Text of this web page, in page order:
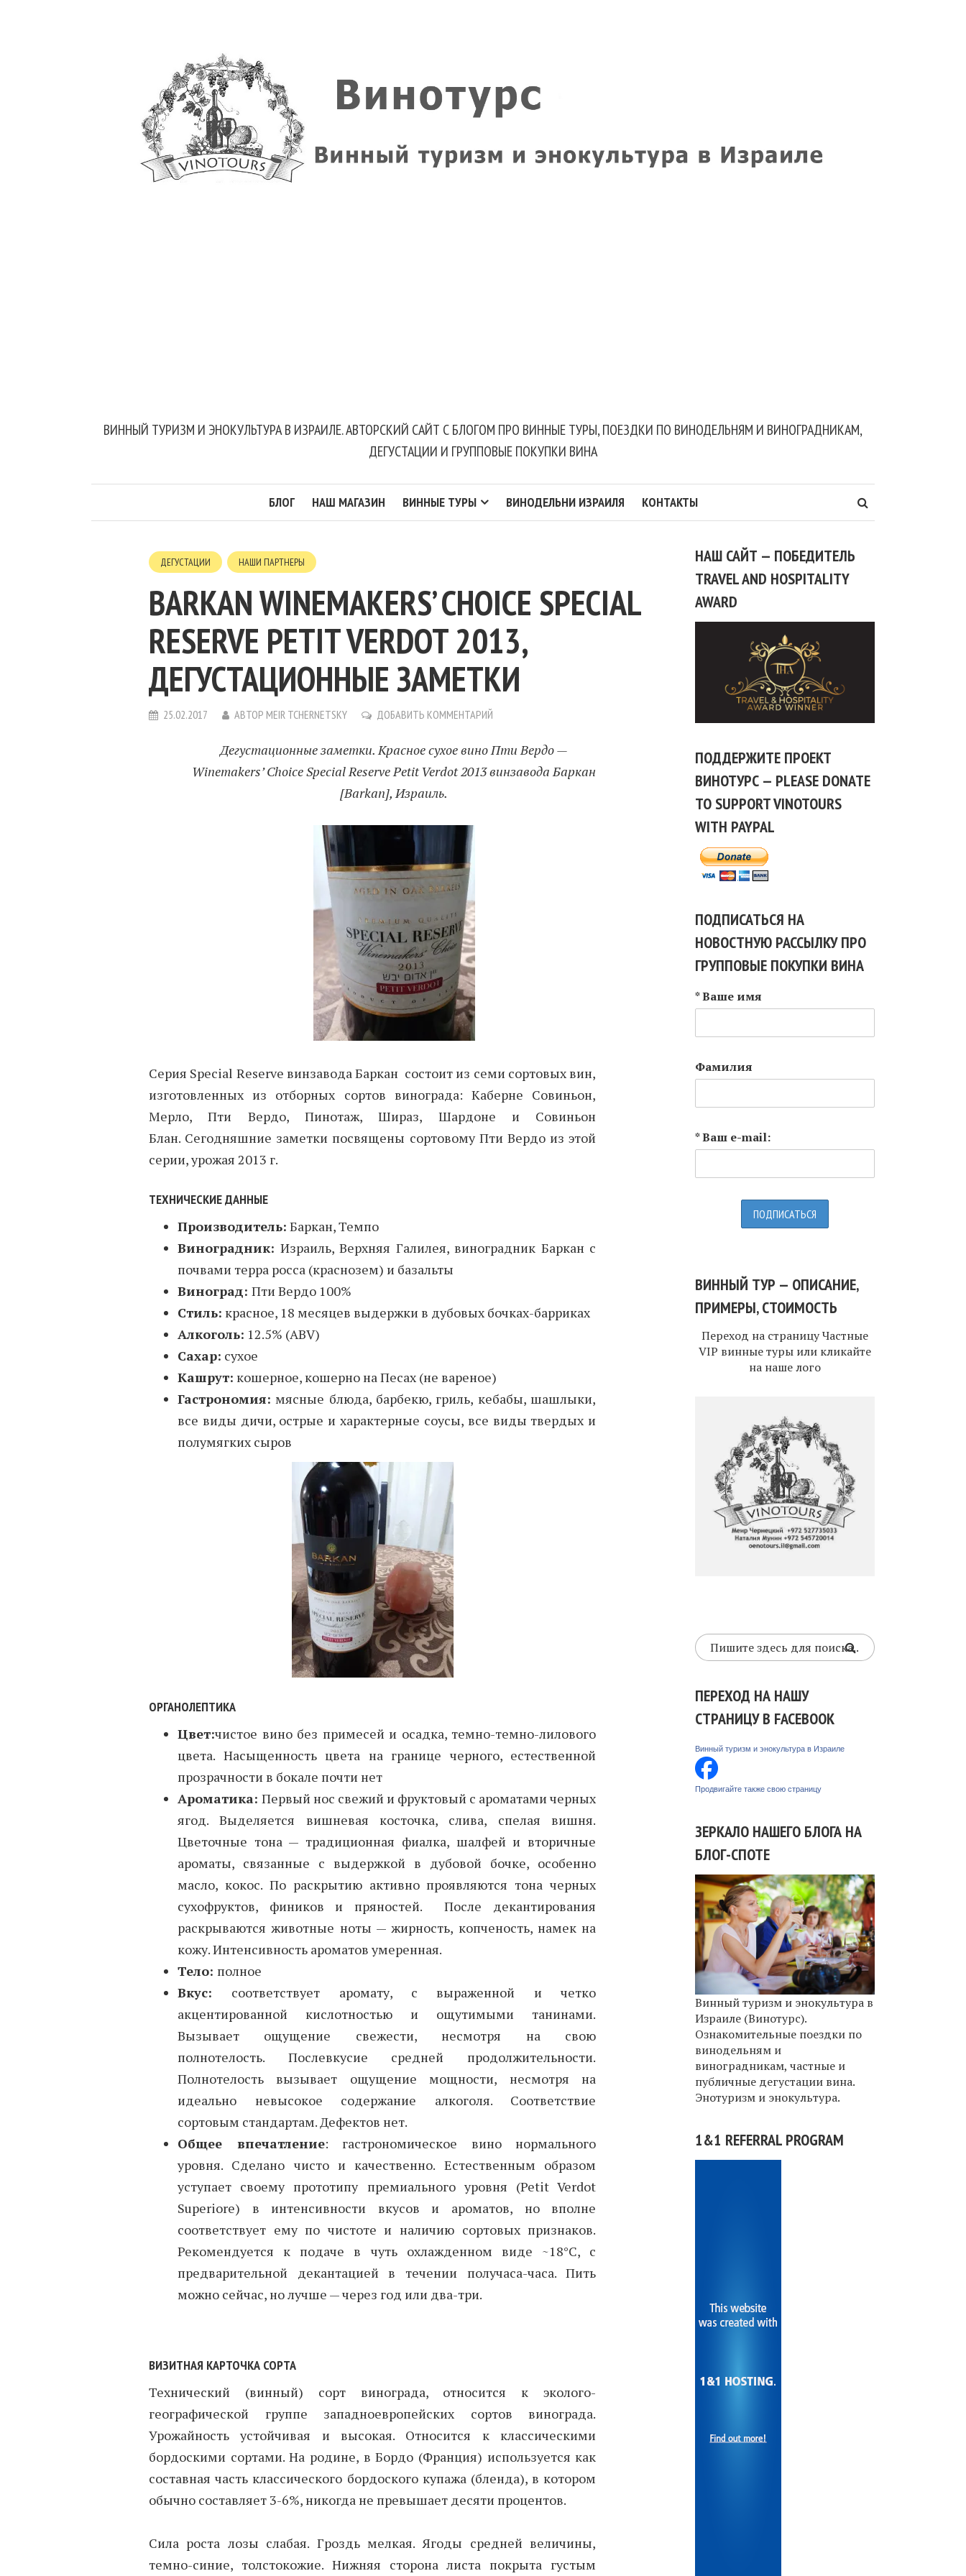
ВИННЫЙ ТУРИЗМ И ЭНОКУЛЬТУРА В ИЗРАИЛЕ. АВТОРСКИЙ САЙТ С БЛОГОМ ПРО ВИННЫЕ ТУРЫ, ПОЕЗДКИ ПО ВИНОДЕЛЬНЯМ И ВИНОГРАДНИКАМ,
ДЕГУСТАЦИИ И ГРУППОВЫЕ ПОКУПКИ ВИНА
БЛОГ НАШ МАГАЗИН ВИННЫЕ ТУРЫ ВИНОДЕЛЬНИ ИЗРАИЛЯ КОНТАКТЫ
ДЕГУСТАЦИИ НАШИ ПАРТНЕРЫ
BARKAN WINEMAKERS’ CHOICE SPECIAL
RESERVE PETIT VERDOT 2013,
ДЕГУСТАЦИОННЫЕ ЗАМЕТКИ
25.02.2017 АВТОР MEIR TCHERNETSKY ДОБАВИТЬ КОММЕНТАРИЙ
Дегустационные заметки. Красное сухое вино Пти Вердо —
Winemakers’ Choice Special Reserve Petit Verdot 2013 винзавода Баркан
[Barkan], Израиль.
Серия Special Reserve винзавода Баркан состоит из семи сортовых вин,
изготовленных из отборных сортов винограда: Каберне Совиньон,
Мерло, Пти Вердо, Пинотаж, Шираз, Шардоне и Совиньон
Блан. Сегодняшние заметки посвящены сортовому Пти Вердо из этой
серии, урожая 2013 г.
ТЕХНИЧЕСКИЕ ДАННЫЕ
Производитель: Баркан, Темпо
Виноградник: Израиль, Верхняя Галилея, виноградник Баркан с
почвами терра росса (краснозем) и базальты
Виноград: Пти Вердо 100%
Cтиль: красное, 18 месяцев выдержки в дубовых бочках-барриках
Алкоголь: 12.5% (ABV)
Сахар: сухое
Кашрут: кошерное, кошерно на Песах (не вареное)
Гастрономия: мясные блюда, барбекю, гриль, кебабы, шашлыки,
все виды дичи, острые и характерные соусы, все виды твердых и
полумягких сыров
ОРГАНОЛЕПТИКА
Цвет:чистое вино без примесей и осадка, темно-темно-лилового
цвета. Насыщенность цвета на границе черного, естественной
прозрачности в бокале почти нет
Ароматика:Первый нос свежий и фруктовый с ароматами черных
ягод. Выделяется вишневая косточка, слива, спелая вишня.
Цветочные тона — традиционная фиалка, шалфей и вторичные
ароматы, связанные с выдержкой в дубовой бочке, особенно
масло, кокос. По раскрытию активно проявляются тона черных
сухофруктов, фиников и пряностей. После декантирования
раскрываются животные ноты — жирность, копченость, намек на
кожу. Интенсивность ароматов умеренная.
Тело: полное
Вкус: соответствует аромату, с выраженной и четко
акцентированной кислотностью и ощутимыми танинами.
Вызывает ощущение свежести, несмотря на свою
полнотелость. Послевкусие средней продолжительности.
Полнотелость вызывает ощущение мощности, несмотря на
идеально невысокое содержание алкоголя. Соответствие
сортовым стандартам. Дефектов нет.
Общее впечатление: гастрономическое вино нормального
уровня. Сделано чисто и качественно. Естественным образом
уступает своему прототипу премиального уровня (Petit Verdot
Superiore) в интенсивности вкусов и ароматов, но вполне
соответствует ему по чистоте и наличию сортовых признаков.
Рекомендуется к подаче в чуть охлажденном виде ~18°C, с
предварительной декантацией в течении получаса-часа. Пить
можно сейчас, но лучше — через год или два-три.
ВИЗИТНАЯ КАРТОЧКА СОРТА
Технический (винный) сорт винограда, относится к эколого-
географической группе западноевропейских сортов винограда.
Урожайность устойчивая и высокая. Относится к классическими
бордоскими сортами. На родине, в Бордо (Франция) используется как
составная часть классического бордоского купажа (бленда), в котором
обычно составляет 3-6%, никогда не превышает десяти процентов.
Сила роста лозы слабая. Гроздь мелкая. Ягоды средней величины,
темно-синие, толстокожие. Нижняя сторона листа покрыта густым
НАШ САЙТ — ПОБЕДИТЕЛЬ
TRAVEL AND HOSPITALITY
AWARD
ПОДДЕРЖИТЕ ПРОЕКТ
ВИНОТУРС — PLEASE DONATE
TO SUPPORT VINOTOURS
WITH PAYPAL
ПОДПИСАТЬСЯ НА
НОВОСТНУЮ РАССЫЛКУ ПРО
ГРУППОВЫЕ ПОКУПКИ ВИНА
* Ваше имя
Фамилия
* Ваш e-mail:
ВИННЫЙ ТУР — ОПИСАНИЕ,
ПРИМЕРЫ, СТОИМОСТЬ
Переход на страницуЧастные
VIP винные туры или кликайте
на наше лого
ПЕРЕХОД НА НАШУ
СТРАНИЦУ В FACEBOOK
Винный туризм и энокультура в Израиле
Продвигайте также свою страницу
ЗЕРКАЛО НАШЕГО БЛОГА НА
БЛОГ-СПОТЕ
Винный туризм и энокультура в
Израиле (Винотурс).
Ознакомительные поездки по
винодельням и
виноградникам, частные и
публичные дегустации вина.
Энотуризм и энокультура.
1&1 REFERRAL PROGRAM